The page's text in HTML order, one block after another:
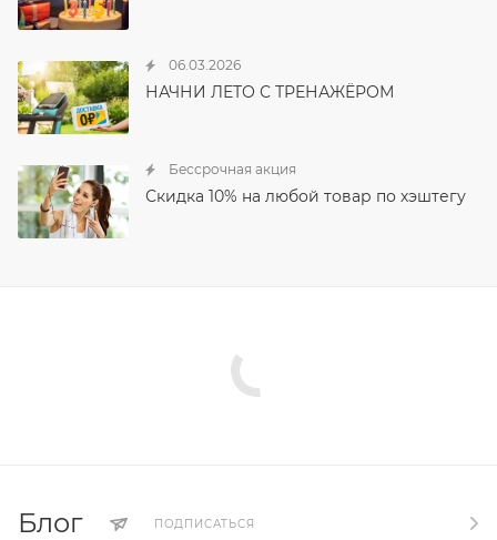
06.03.2026
НАЧНИ ЛЕТО С ТРЕНАЖЁРОМ
Бессрочная акция
Скидка 10% на любой товар по хэштегу
Блог ПОДПИСАТЬСЯ